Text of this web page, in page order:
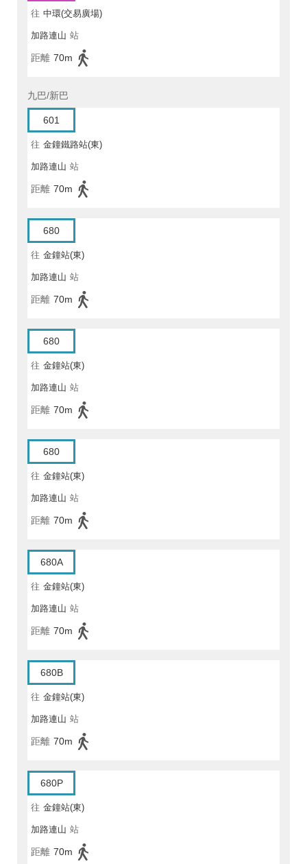
往 中環(交易廣場)
加路連山 站
距離 70m
九巴/新巴
601
往 金鐘鐵路站(東)
加路連山 站
距離 70m
680
往 金鐘站(東)
加路連山 站
距離 70m
680
往 金鐘站(東)
加路連山 站
距離 70m
680
往 金鐘站(東)
加路連山 站
距離 70m
680A
往 金鐘站(東)
加路連山 站
距離 70m
680B
往 金鐘站(東)
加路連山 站
距離 70m
680P
往 金鐘站(東)
加路連山 站
距離 70m